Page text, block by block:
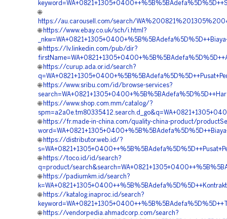
🌐
https://au.carousell.com/search/
🌐 https://www.ebay.co.uk/sch/i.html?
🌐 https://lv.linkedin.com/pub/dir?
🌐 https://curup.ada.or.id/search?
🌐 https://www.sribu.com/id/browse-services?
🌐 https://www.shop.com.mm/catalog/?
🌐 https://fr.made-in-china.com/quality-china-product/
🌐 https://distributor.web.id/?
🌐 https://toco.id/id/search?
q=product/
🌐 https://padiumkm.id/search?
🌐 https://katalog.inaproc.id/search?
🌐 https://vendorpedia.ahmadcorp.com/search?